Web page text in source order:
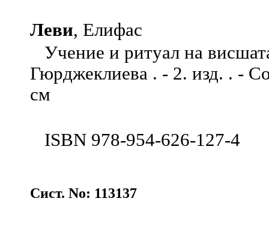
Леви, Елифас
Учение и ритуал на
Гюрджеклиева . - 2. изд. . -
см
ISBN 978-954-626-127-4
Сист. No: 113137